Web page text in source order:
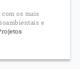
os mais
e